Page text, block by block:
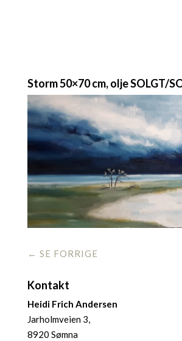
Storm 50×70 cm, olje SOLGT/
← SE FORRIGE
Kontakt
Heidi Frich Andersen
Jarholmveien 3,
8920 Sømna